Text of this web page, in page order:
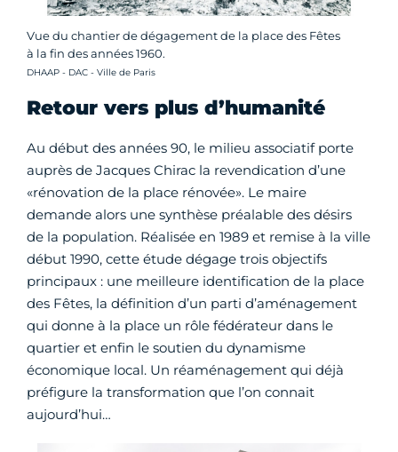
Vue du chantier de dégagement de la place des Fêtes
à la fin des années 1960.
Crédit photo :
DHAAP - DAC - Ville de Paris
Retour vers plus d’humanité
Au début des années 90, le milieu associatif porte
auprès de Jacques Chirac la revendication d’une
«rénovation de la place rénovée». Le maire
demande alors une synthèse préalable des désirs
de la population. Réalisée en 1989 et remise à la ville
début 1990, cette étude dégage trois objectifs
principaux : une meilleure identification de la place
des Fêtes, la définition d’un parti d’aménagement
qui donne à la place un rôle fédérateur dans le
quartier et enfin le soutien du dynamisme
économique local. Un réaménagement qui déjà
préfigure la transformation que l’on connait
aujourd’hui…